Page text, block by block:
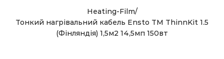
Heating-Film/
Тонкий нагрівальний кабель Ensto TM ThinnKit 1.5
(Фінляндія) 1,5м2 14,5мп 150вт